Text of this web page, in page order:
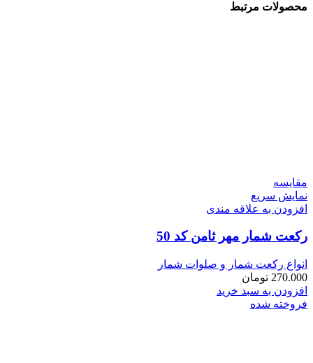
محصولات مرتبط
مقايسه
نمایش سریع
افزودن به علاقه مندی
رکعت شمار مهر ثامن کد 50
انواع رکعت شمار و صلوات شمار
270.000 تومان
افزودن به سبد خرید
فروخته شده